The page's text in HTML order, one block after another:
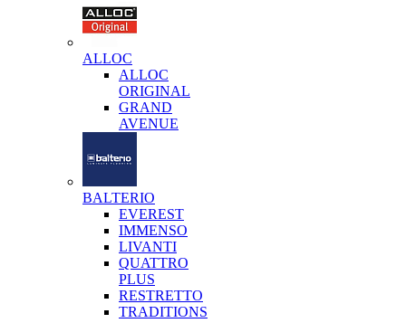
ALLOC
ALLOC
ORIGINAL
GRAND
AVENUE
BALTERIO
EVEREST
IMMENSO
LIVANTI
QUATTRO
PLUS
RESTRETTO
TRADITIONS